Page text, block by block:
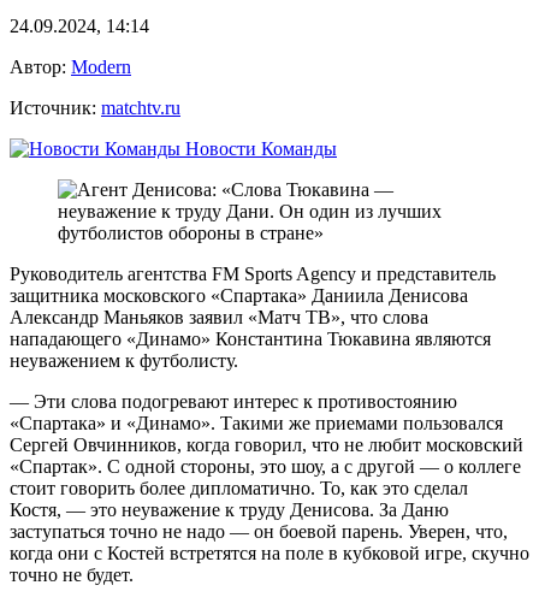
24.09.2024, 14:14
Автор: Modern
Источник: matchtv.ru
Новости Команды
Руководитель агентства FM Sports Agency и представитель
защитника московского «Спартака» Даниила Денисова
Александр Маньяков заявил «Матч ТВ», что слова
нападающего «Динамо» Константина Тюкавина являются
неуважением к футболисту.
— Эти слова подогревают интерес к противостоянию
«Спартака» и «Динамо». Такими же приемами пользовался
Сергей Овчинников, когда говорил, что не любит московский
«Спартак». С одной стороны, это шоу, а с другой — о коллеге
стоит говорить более дипломатично. То, как это сделал
Костя, — это неуважение к труду Денисова. За Даню
заступаться точно не надо — он боевой парень. Уверен, что,
когда они с Костей встретятся на поле в кубковой игре, скучно
точно не будет.